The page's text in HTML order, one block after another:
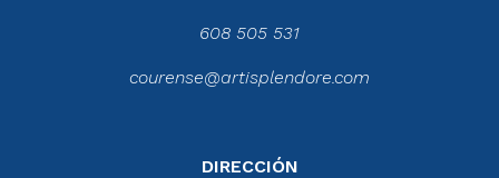
608 505 531
courense@artisplendore.com
DIRECCIÓN